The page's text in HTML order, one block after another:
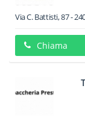
Via C. Battisti, 87-
Chiama